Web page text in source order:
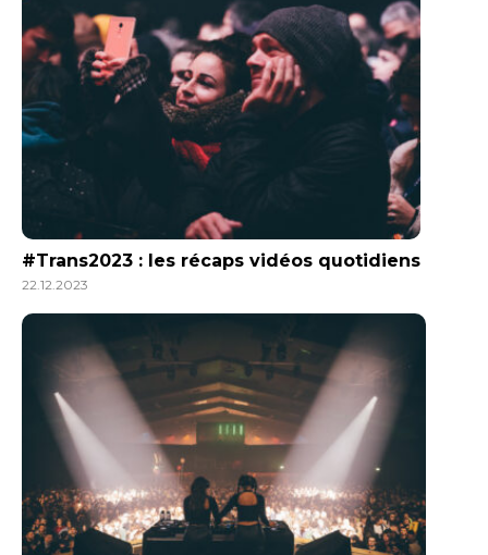
#Trans2023 : les récaps vidéos quotidiens
22.12.2023